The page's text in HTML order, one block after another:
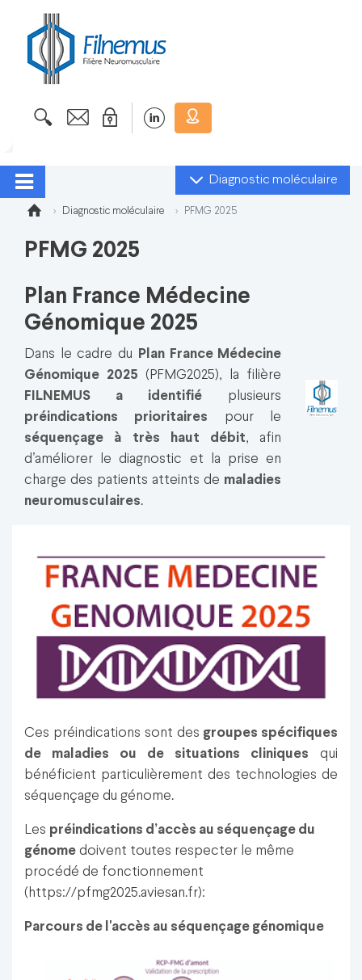
Diagnostic moléculaire
Diagnostic moléculaire PFMG 2025
PFMG 2025
Plan France Médecine
Génomique 2025
Dans le cadre du
Plan France Médecine
Génomique 2025 (PFMG2025), la filière
FILNEMUS a identifié plusieurs
préindications prioritaires pour le
séquençage à très haut débit, afin
d’améliorer le diagnostic et la prise en
charge des patients atteints de maladies
neuromusculaires.
Ces préindications sont des groupes spécifiques
de maladies ou de situations cliniques qui
bénéficient particulièrement des technologies de
séquençage du génome.
Les préindications d’accès au séquençage du
génome doivent toutes respecter le même
procédé de fonctionnement
(https://pfmg2025.aviesan.fr):
Parcours de l'accès au séquençage génomique